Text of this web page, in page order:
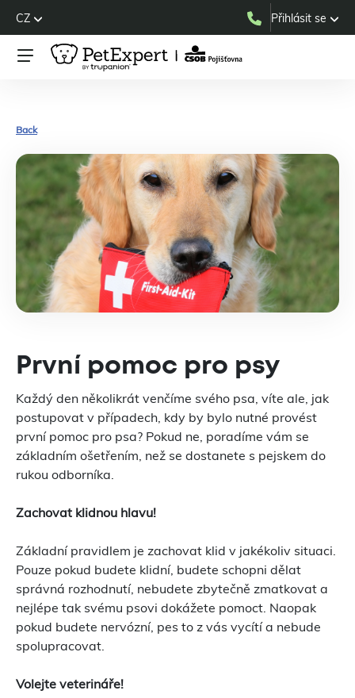
CZ Přihlásit se
Back
První pomoc pro psy
Každý den několikrát venčíme svého psa, víte ale, jak
postupovat v případech, kdy by bylo nutné provést
první pomoc pro psa? Pokud ne, poradíme vám se
základním ošetřením, než se dostanete s pejskem do
rukou odborníka.
Zachovat klidnou hlavu!
Základní pravidlem je zachovat klid v jakékoliv situaci.
Pouze pokud budete klidní, budete schopni dělat
správná rozhodnutí, nebudete zbytečně zmatkovat a
nejlépe tak svému psovi dokážete pomoct. Naopak
pokud budete nervózní, pes to z vás vycítí a nebude
spolupracovat.
Volejte veterináře!